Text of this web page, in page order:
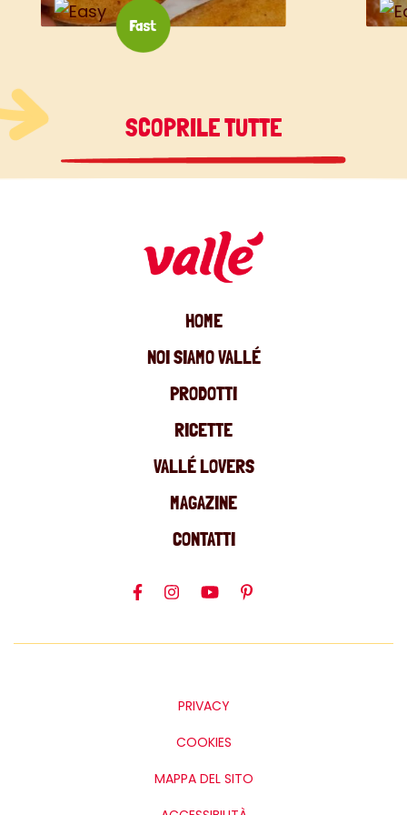
SCOPRILE TUTTE
HOME
NOI SIAMO VALLÉ
PRODOTTI
RICETTE
VALLÉ LOVERS
MAGAZINE
CONTATTI
PRIVACY
COOKIES
MAPPA DEL SITO